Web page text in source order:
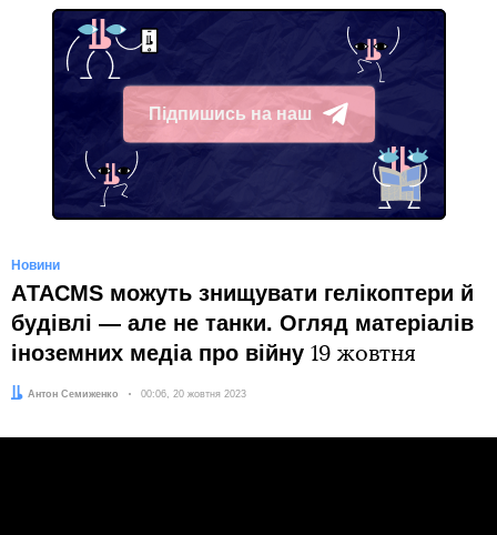
Підпишись на наш
Telegram
Новини
АTACMS можуть знищувати гелікоптери й
будівлі ― але не танки. Огляд матеріалів
іноземних медіа про війну 19 жовтня
Автор:
Антон Семиженко Дата:
00:06, 20 жовтня 2023